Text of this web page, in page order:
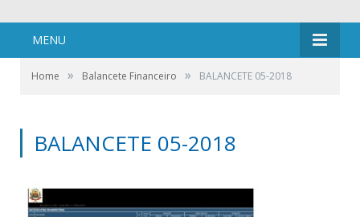
MENU
Home » Balancete Financeiro » BALANCETE 05-2018
BALANCETE 05-2018